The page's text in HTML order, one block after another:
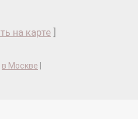
на карте
в Москве